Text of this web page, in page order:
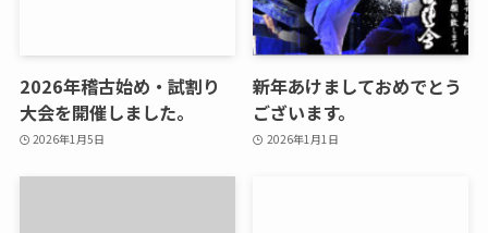
2026年稽古始め・試割り
大会を開催しました。
2026年1月5日
新年あけましておめでとう
ございます。
2026年1月1日